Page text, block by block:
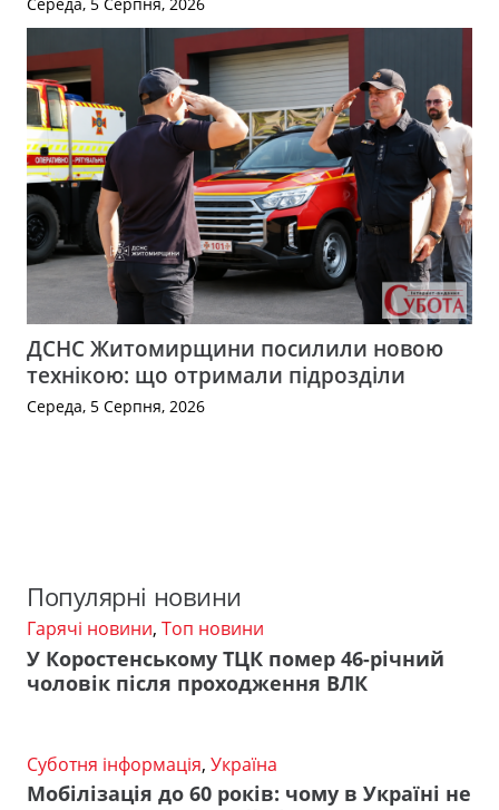
ДСНС Житомирщини посилили новою
технікою: що отримали підрозділи
Середа, 5 Серпня, 2026
Популярні новини
Гарячі новини, Топ новини
У Коростенському ТЦК помер 46-річний
чоловік після проходження ВЛК
Суботня інформація, Україна
Мобілізація до 60 років: чому в Україні не